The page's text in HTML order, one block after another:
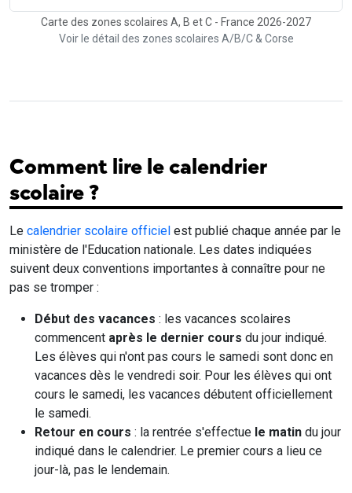
Carte des zones scolaires A, B et C - France 2026-2027
Voir le détail des zones scolaires A/B/C & Corse
Comment lire le calendrier
scolaire ?
Le calendrier scolaire officiel est publié chaque année par le
ministère de l'Education nationale. Les dates indiquées
suivent deux conventions importantes à connaître pour ne
pas se tromper :
Début des vacances : les vacances scolaires
commencent après le dernier cours du jour indiqué.
Les élèves qui n'ont pas cours le samedi sont donc en
vacances dès le vendredi soir. Pour les élèves qui ont
cours le samedi, les vacances débutent officiellement
le samedi.
Retour en cours : la rentrée s'effectue le matin du jour
indiqué dans le calendrier. Le premier cours a lieu ce
jour-là, pas le lendemain.